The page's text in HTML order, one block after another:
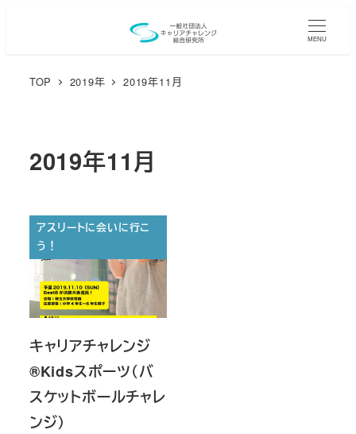
MENU
TOP 2019年 2019年11月
2019年11月
アスリートに会いに行こ
う！
キャリアチャレンジ
®︎Kidsスポーツ（バ
スケットボールチャレ
ンジ）